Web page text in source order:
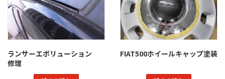
ランサーエボリューション
修理
FIAT500ホイールキャップ塗装